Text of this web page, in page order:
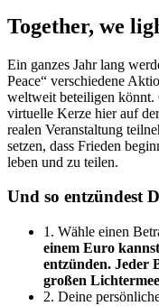
Together, we
Ein ganzes Jahr lang
Peace“ verschiedene
weltweit beteiligen könnt.
virtuelle Kerze hier auf
realen Veranstaltung
setzen, dass Frieden
leben und zu teilen.
Und so entzündest
1. Wähle einen
einem Euro
entzünden. Jeder
großen
2. Deine